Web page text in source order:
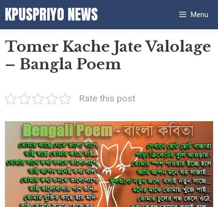
Skip
toKPUSPRIYO NEWS Menu
Tomer Kache Jate Valolage
– Bangla Poem
Rate this post